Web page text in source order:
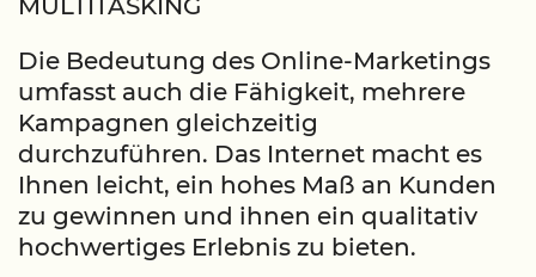
MULTITASKING
Die Bedeutung des Online-Marketings
umfasst auch die Fähigkeit, mehrere
Kampagnen gleichzeitig
durchzuführen. Das Internet macht es
Ihnen leicht, ein hohes Maß an Kunden
zu gewinnen und ihnen ein qualitativ
hochwertiges Erlebnis zu bieten.